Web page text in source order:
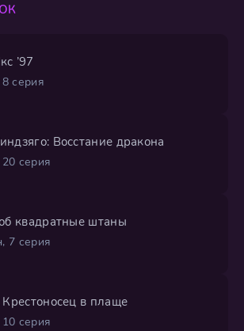
’97
серия
Восстание дракона
серия
квадратные штаны
7 серия
Крестоносец в плаще
серия